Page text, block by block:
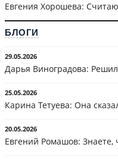
Евгения Хорошева:
БЛОГИ
29.05.2026
Дарья Виноградова:
25.05.2026
Карина Тетуева: Она
20.05.2026
Евгений Ромашов: Знаете,